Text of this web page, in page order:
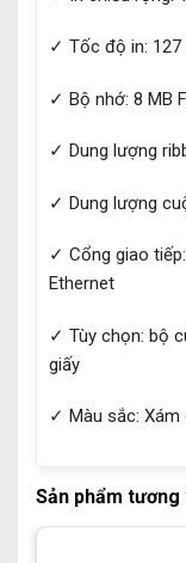
✓ Tốc độ in:
✓ Bộ nhớ: 8 MB
✓ Dung lượng
✓ Dung lượng
✓ Cổng giao tiếp:
Ethernet
✓ Tùy chọn: bộ
giấy
✓ Màu sắc: Xám
Sản phẩm tương